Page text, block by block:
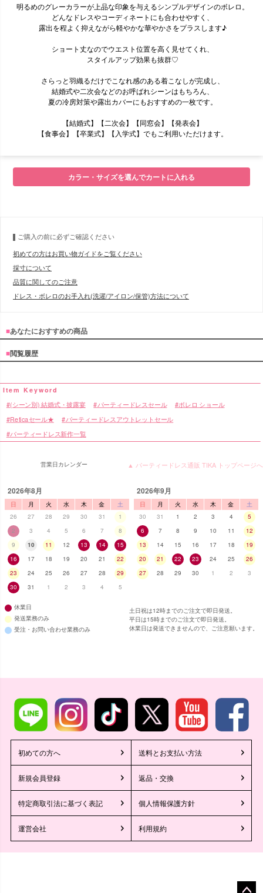
明るめのグレーカラーが上品な印象を与えるシンプルデザインのボレロ。
どんなドレスやコーディネートにも合わせやすく、
露出を程よく抑えながら軽やかな華やかさをプラスします♪
ショート丈なのでウエスト位置を高く見せてくれ、
スタイルアップ効果も抜群♡
さらっと羽織るだけでこなれ感のある着こなしが完成し、
結婚式や二次会などのお呼ばれシーンはもちろん、
夏の冷房対策や露出カバーにもおすすめの一枚です。
【結婚式】【二次会】【同窓会】【発表会】
【食事会】【卒業式】【入学式】でもご利用いただけます。
■サイズ表
■スペック表
カラー・サイズを選んでカートに入れる
ご購入の前に必ずご確認ください
初めての方はお買い物ガイドをご覧ください
採寸について
品質に関してのご注意
ドレス・ボレロのお手入れ(洗濯/アイロン/保管)方法について
■あなたにおすすめの商品
■閲覧履歴
(シーン別) 結婚式・披露宴 パーティードレスセール ボレロ ショール
Reticaセール★ パーティードレスアウトレットセール
パーティードレス新作一覧
▲ パーティードレス通販 TIKA トップページへ
営業日カレンダー
2026年8月
日 月 火 水 木 金
土
26
27 28 29 30 31
1
2
3 4 5 6 7
8
9
10 11 12 13 14
15
16
17 18 19 20 21
22
23
24 25 26 27 28
29
30
31 1 2 3 4 5
2026年9月
日 月 火 水 木 金
土
30
31 1 2 3 4
5
6
7 8 9 10 11
12
13
14 15 16 17 18
19
20
21 22 23 24 25
26
27
28 29 30 1 2 3
休業日
発送業務のみ
受注・お問い合わせ業務のみ
土日祝は12時までのご注文で即日発送。
平日は15時までのご注文で即日発送。
休業日は発送できませんので、ご注意願います。
初めての方へ 送料とお支払い方法
新規会員登録 返品・交換
特定商取引法に基づく表記 個人情報保護方針
運営会社 利用規約